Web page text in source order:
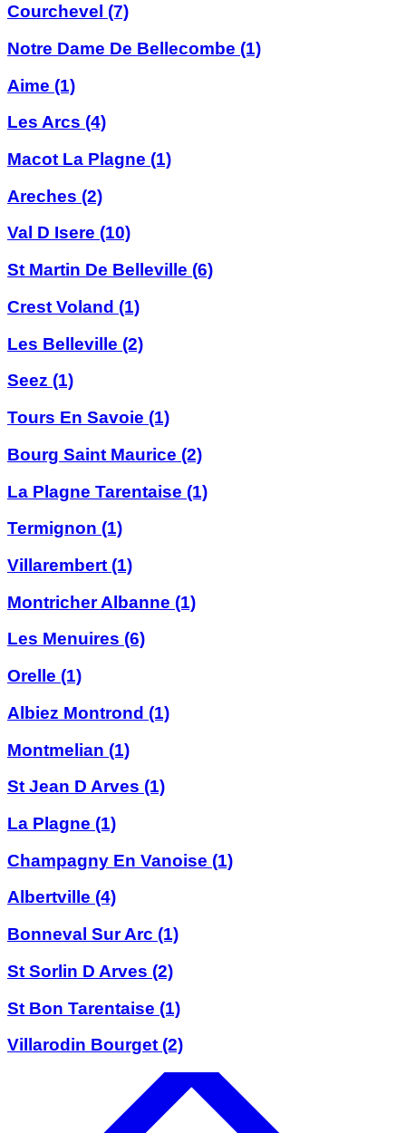
Courchevel (7)
Notre Dame De Bellecombe (1)
Aime (1)
Les Arcs (4)
Macot La Plagne (1)
Areches (2)
Val D Isere (10)
St Martin De Belleville (6)
Crest Voland (1)
Les Belleville (2)
Seez (1)
Tours En Savoie (1)
Bourg Saint Maurice (2)
La Plagne Tarentaise (1)
Termignon (1)
Villarembert (1)
Montricher Albanne (1)
Les Menuires (6)
Orelle (1)
Albiez Montrond (1)
Montmelian (1)
St Jean D Arves (1)
La Plagne (1)
Champagny En Vanoise (1)
Albertville (4)
Bonneval Sur Arc (1)
St Sorlin D Arves (2)
St Bon Tarentaise (1)
Villarodin Bourget (2)